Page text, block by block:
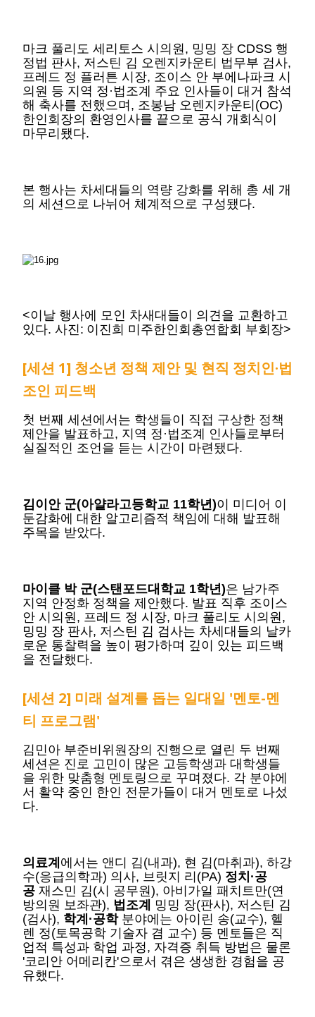
마크 풀리도 세리토스 시의원, 밍밍 장 CDSS 행
정법 판사, 저스틴 김 오렌지카운티 법무부 검사,
프레드 정 플러튼 시장, 조이스 안 부에나파크 시
의원 등 지역 정·법조계 주요 인사들이 대거 참석
해 축사를 전했으며, 조봉남 오렌지카운티(OC)
한인회장의 환영인사를 끝으로 공식 개회식이
마무리됐다.
본 행사는 차세대들의 역량 강화를 위해 총 세 개
의 세션으로 나뉘어 체계적으로 구성됐다.
<이날 행사에 모인 차새대들이 의견을 교환하고
있다. 사진: 이진희 미주한인회총연합회 부회장>
[세션 1] 청소년 정책 제안 및 현직 정치인·법
조인 피드백
첫 번째 세션에서는 학생들이 직접 구상한 정책
제안을 발표하고, 지역 정·법조계 인사들로부터
실질적인 조언을 듣는 시간이 마련됐다.
김이안 군(아얄라고등학교 11학년)이 미디어 이
둔감화에 대한 알고리즘적 책임에 대해 발표해
주목을 받았다.
마이클 박 군(스탠포드대학교 1학년)은 남가주
지역 안정화 정책을 제안했다. 발표 직후 조이스
안 시의원, 프레드 정 시장, 마크 풀리도 시의원,
밍밍 장 판사, 저스틴 김 검사는 차세대들의 날카
로운 통찰력을 높이 평가하며 깊이 있는 피드백
을 전달했다.
[세션 2] 미래 설계를 돕는 일대일 '멘토-멘
티 프로그램'
김민아 부준비위원장의 진행으로 열린 두 번째
세션은 진로 고민이 많은 고등학생과 대학생들
을 위한 맞춤형 멘토링으로 꾸며졌다. 각 분야에
서 활약 중인 한인 전문가들이 대거 멘토로 나섰
다.
의료계 에서는 앤디 김(내과), 현 김(마취과), 하강
수(응급의학과) 의사, 브릿지 리(PA) 정치·공
공 재스민 김(시 공무원), 아비가일 패치트만(연
방의원 보좌관), 법조계
밍밍 장(판사), 저스틴 김
(검사), 학계·공학 분야에는 아이린 송(교수), 헬
렌 정(토목공학 기술자 겸 교수) 등 멘토들은 직
업적 특성과 학업 과정, 자격증 취득 방법은 물론
'코리안 어메리칸'으로서 겪은 생생한 경험을 공
유했다.